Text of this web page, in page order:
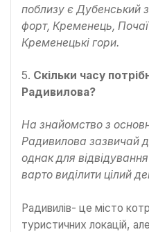
поблизу є Дубенський
форт, Кременець,
Кременецькі гори.
5. Скільки часу
Радивилова?
На знайомство з
Радивилова зазвичай
однак для
варто виділити цілий
Радивилів- це місто
туристичних локацій,